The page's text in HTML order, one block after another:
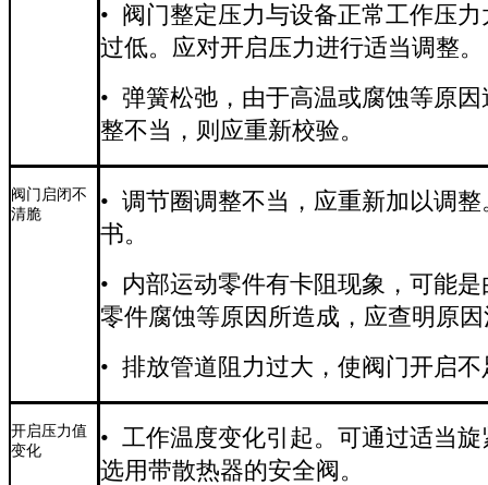
• 阀门整定压力与设备正常工作压
过低。应对开启压力进行适当调整。
• 弹簧松弛，由于高温或腐蚀等原
整不当，则应重新校验。
阀门启闭不
清脆
• 调节圈调整不当，应重新加以调
书。
• 内部运动零件有卡阻现象，可能
零件腐蚀等原因所造成，应查明原
• 排放管道阻力过大，使阀门开启
开启压力值
变化
• 工作温度变化引起。可通过适当
选用带散热器的安全阀。